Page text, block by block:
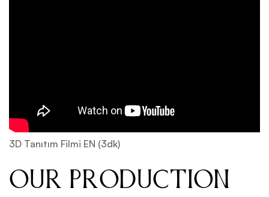
3D Tanıtım Filmi EN (3dk)
OUR PRODUCTION